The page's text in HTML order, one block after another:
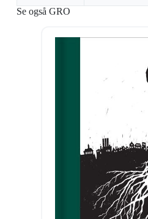
Se også GRO